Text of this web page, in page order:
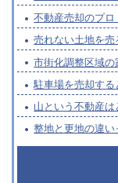
不動産売却のプロ
売れない土地を
市街化調整区域の
駐車場を売却す
山という不動産は
整地と更地の違い